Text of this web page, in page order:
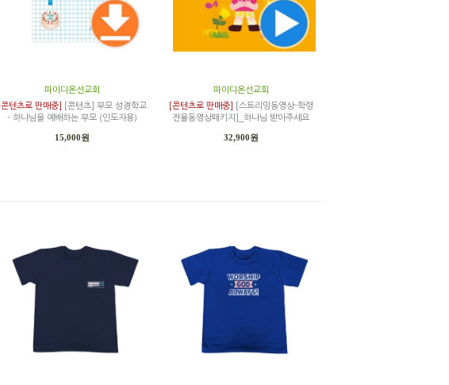
파이디온선교회
[콘텐츠로 판매중]
[콘텐츠] 부모 성경학교
- 하나님을 예배하는 부모 (인도자용)
15,000원
파이디온선교회
[콘텐츠로 판매중]
[스트리밍동영상-학령
전율동영상패키지]_하나님 받아주세요
32,900원